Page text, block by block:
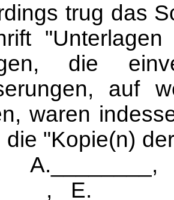
trug das
die
auf
waren
die "Kopie(n)